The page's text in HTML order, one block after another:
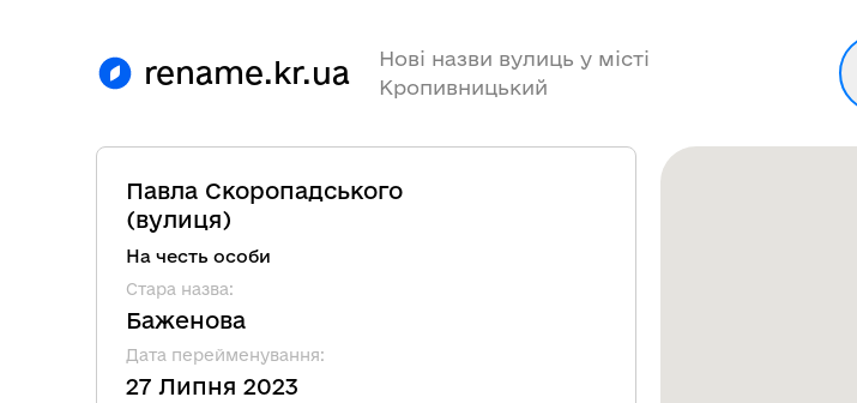
rename.kr.ua
Нові назви вулиць у місті
Кропивницький
Павла Скоропадського
(вулиця)
На честь особи
Стара назва:
Баженова
Дата перейменування:
27 Липня 2023